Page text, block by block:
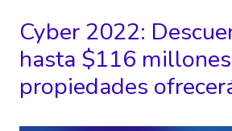
Cyber 2022:
hasta $116
propiedades